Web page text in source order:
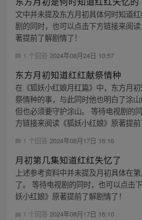
文中并未提及东方月初具体何时知道
剧的同时，也可以点击下方链接来阅
著提前了解剧情了！
1 个回答 2024年08月24日 10:57
东方月初知道红红献祭情种
在《狐妖小红娘月红篇》中，东方月
祭情种的事，与此同时他也明白了涂山
但也必须要守护涂山。 等待电视剧的
方链接来阅读《狐妖小红娘》原著提
1 个回答 2024年08月17日 16:16
月初第几集知道红红失忆了
上述参考资料中并未提及月初具体在
了。 等待电视剧的同时，也可以点击
妖小红娘》原著提前了解剧情了！
1 个回答 2024年08月17日 16:10